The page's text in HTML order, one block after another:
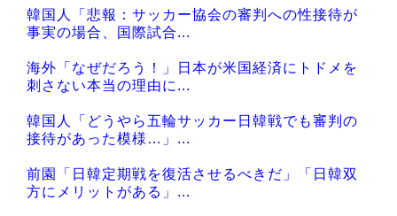
韓国人「悲報：サッカー協会の審判への性接待が
事実の場合、国際試合...
海外「なぜだろう！」日本が米国経済にトドメを
刺さない本当の理由に...
韓国人「どうやら五輪サッカー日韓戦でも審判の
接待があった模様…」...
前園「日韓定期戦を復活させるべきだ」「日韓双
方にメリットがある」...